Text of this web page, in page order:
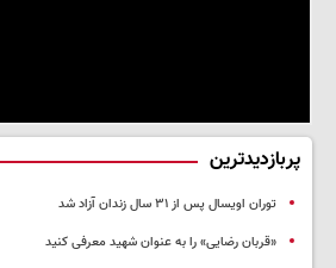
پربازدیدترین
توران اویسال پس از ۳۱ سال زندان آزاد شد
«قربان رضایی» را به عنوان شهید معرفی کنید